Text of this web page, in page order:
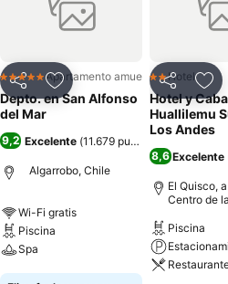
CompartirAgregar a favoritos
5 EstrellasApartamento amueblado
Depto. en San Alfonso
del Mar
9,2 Excelente (11.679 puntuaciones
Algarrobo, Chile
Wi-Fi gratis
Piscina
Spa
Compartir
2 Estrellas
Hotel
Hotel y
Huallilemu
Los Andes
8,6 Excelente
El Quisco,
Centro de
Piscina